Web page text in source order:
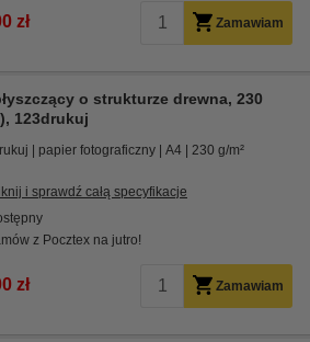
zł Zamawiam
o strukturze drewna, 230
123drukuj
papier fotograficzny A4 230 g/m²
i sprawdź całą specyfikacje
z Pocztex na jutro!
zł Zamawiam